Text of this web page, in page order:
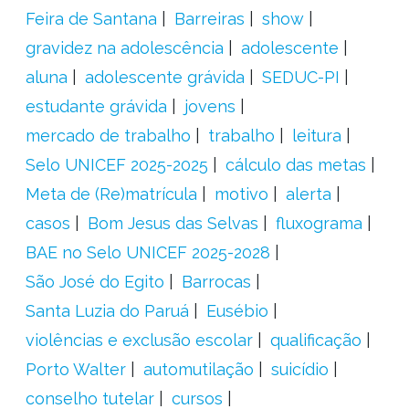
Feira de Santana
Barreiras
show
gravidez na adolescência
adolescente
aluna
adolescente grávida
SEDUC-PI
estudante grávida
jovens
mercado de trabalho
trabalho
leitura
Selo UNICEF 2025-2025
cálculo das metas
Meta de (Re)matrícula
motivo
alerta
casos
Bom Jesus das Selvas
fluxograma
BAE no Selo UNICEF 2025-2028
São José do Egito
Barrocas
Santa Luzia do Paruá
Eusébio
violências e exclusão escolar
qualificação
Porto Walter
automutilação
suicídio
conselho tutelar
cursos